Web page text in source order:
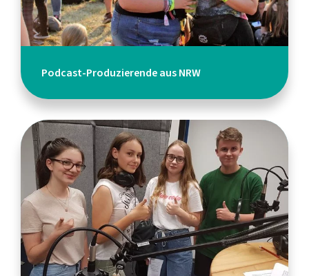
Podcast-Produzierende aus NRW